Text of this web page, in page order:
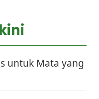
untuk Mata yang